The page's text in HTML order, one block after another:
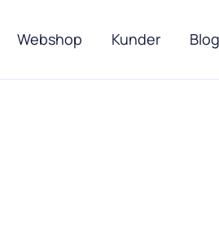
Webshop Kunder Blog